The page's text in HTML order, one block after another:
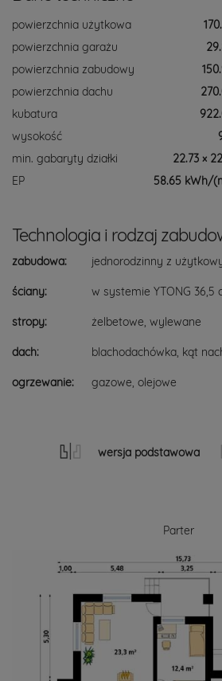
powierzchnia użytkowa
powierzchnia garażu
powierzchnia zabudowy
powierzchnia dachu
kubatura
wysokość
min. gabaryty działki
22.73 ×
EP
58.65 kWh/
Technologia i rodzaj
zabudowa: jednorodzinny z
ściany: w systemie YTONG 36,5
stropy: żelbetowe, wylewane
dach: blachodachówka, kąt
ogrzewanie: gazowe, olejowe
wersja podstawowa
Parter